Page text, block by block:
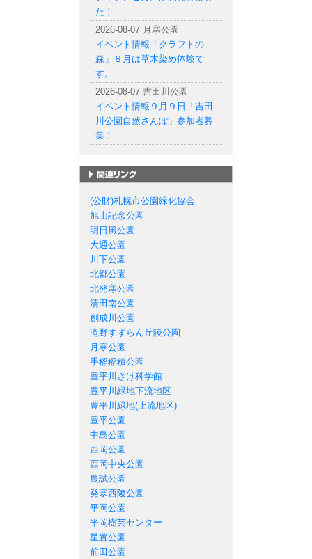
た！
2026-08-07 月寒公園
イベント情報「クラフトの
森」８月は草木染め体験で
す。
2026-08-07 吉田川公園
イベント情報９月９日「吉田
川公園自然さんぽ」参加者募
集！
(公財)札幌市公園緑化協会
旭山記念公園
明日風公園
大通公園
川下公園
北郷公園
北発寒公園
清田南公園
創成川公園
滝野すずらん丘陵公園
月寒公園
手稲稲積公園
豊平川さけ科学館
豊平川緑地下流地区
豊平川緑地(上流地区)
豊平公園
中島公園
西岡公園
西岡中央公園
農試公園
発寒西陵公園
平岡公園
平岡樹芸センター
星置公園
前田公園